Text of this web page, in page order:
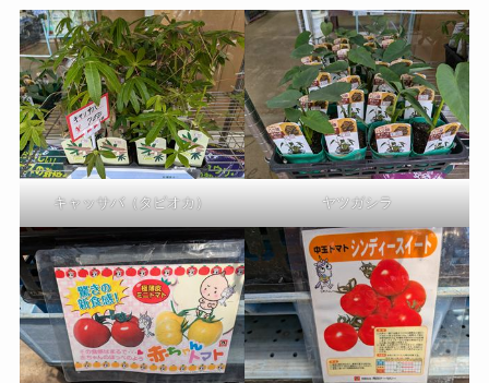
キャッサバ（タピオカ） ヤツガシラ